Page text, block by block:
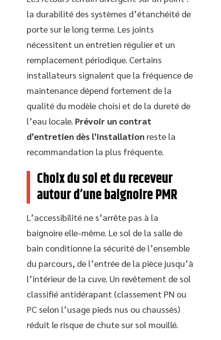
la durabilité des systèmes d’étanchéité de
porte sur le long terme. Les joints
nécessitent un entretien régulier et un
remplacement périodique. Certains
installateurs signalent que la fréquence de
maintenance dépend fortement de la
qualité du modèle choisi et de la dureté de
l’eau locale. Prévoir un contrat
d’entretien dès l’installation reste la
recommandation la plus fréquente.
Choix du sol et du receveur
autour d’une baignoire PMR
L’accessibilité ne s’arrête pas à la
baignoire elle-même. Le sol de la salle de
bain conditionne la sécurité de l’ensemble
du parcours, de l’entrée de la pièce jusqu’à
l’intérieur de la cuve. Un revêtement de sol
classifié antidérapant (classement PN ou
PC selon l’usage pieds nus ou chaussés)
réduit le risque de chute sur sol mouillé.